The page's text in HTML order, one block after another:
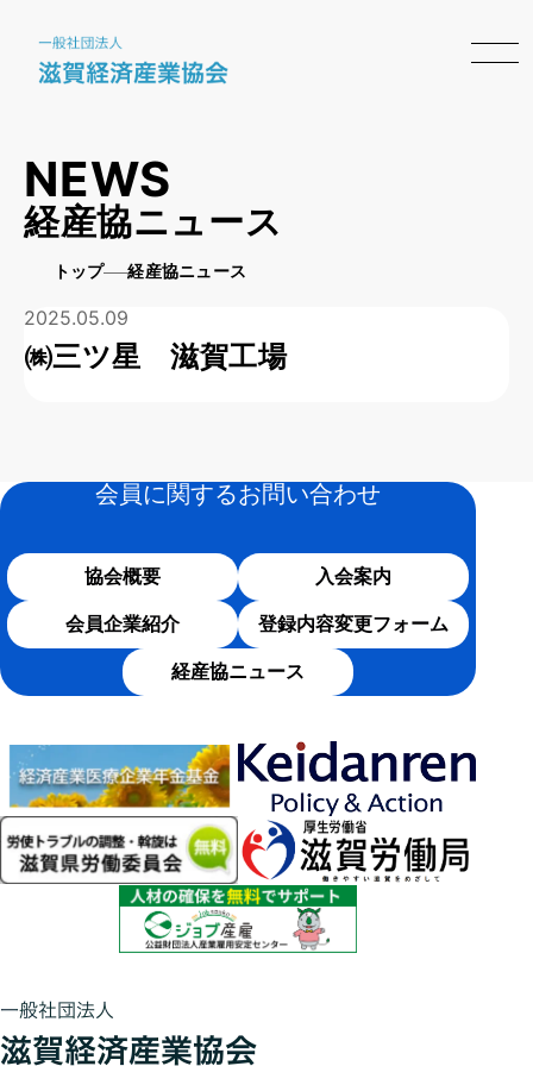
NEWS
経産協ニュース
トップ 経産協ニュース
2025.05.09
㈱三ツ星 滋賀工場
会員に関するお問い合わせ
協会概要
入会案内
会員企業紹介
登録内容変更フォーム
経産協ニュース